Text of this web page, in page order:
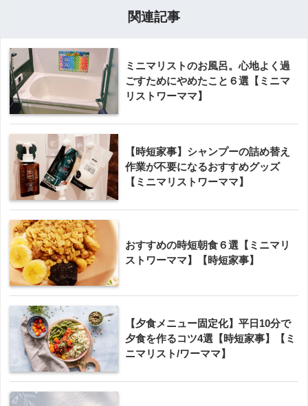
関連記事
ミニマリストのお風呂。心地よく過
ごすためにやめたこと６選【ミニマ
リストワーママ】
【時短家事】シャンプーの詰め替え
作業が不要になるおすすめグッズ
【ミニマリストワーママ】
おすすめの時短朝食６選【ミニマリ
ストワーママ】【時短家事】
【夕食メニュー固定化】平日10分で
夕食を作るコツ4選【時短家事】【ミ
ニマリスト/ワーママ】